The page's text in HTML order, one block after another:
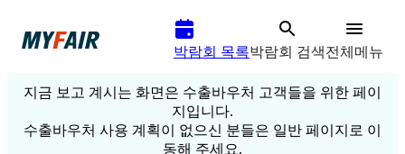
박람회 목록박람회 검색전체메뉴
지금 보고 계시는 화면은 수출바우처 고객들을 위한 페이
지입니다.
수출바우처 사용 계획이 없으신 분들은 일반 페이지로 이
동해 주세요.